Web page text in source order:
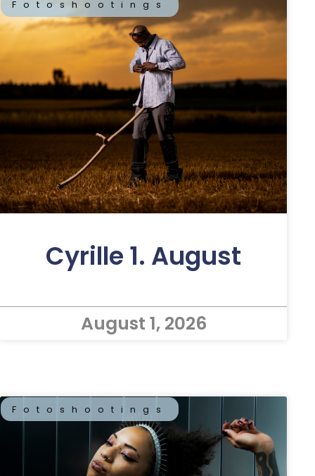
Fotoshootings
Cyrille 1. August
August 1, 2026
Fotoshootings